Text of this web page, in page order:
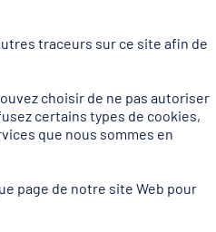
pictogrammes de Pékin 2008,
des sept sports
de 2022.
le contraste marqué
d'hiver, tout en
traceurs sur ce site afin de
choisir de ne pas autoriser
certains types de cookies,
que nous sommes en
page de notre site Web pour